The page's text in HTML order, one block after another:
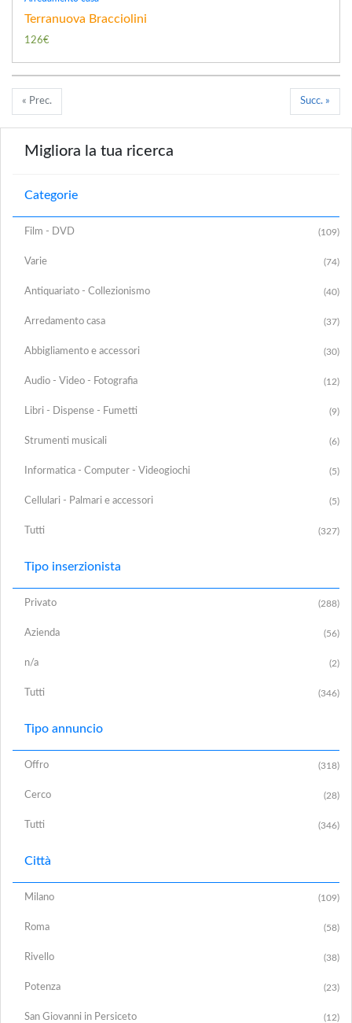
Terranuova Bracciolini
126€
« Prec. Succ. »
Migliora la tua ricerca
Categorie
Film - DVD (109)
Varie (74)
Antiquariato - Collezionismo (40)
Arredamento casa (37)
Abbigliamento e accessori (30)
Audio - Video - Fotografia (12)
Libri - Dispense - Fumetti (9)
Strumenti musicali (6)
Informatica - Computer - Videogiochi (5)
Cellulari - Palmari e accessori (5)
Tutti (327)
Tipo inserzionista
Privato (288)
Azienda (56)
n/a (2)
Tutti (346)
Tipo annuncio
Offro (318)
Cerco (28)
Tutti (346)
Città
Milano (109)
Roma (58)
Rivello (38)
Potenza (23)
San Giovanni in Persiceto (12)